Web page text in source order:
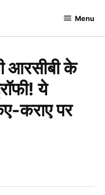
Menu
आरसीबी के
ये
कराए पर